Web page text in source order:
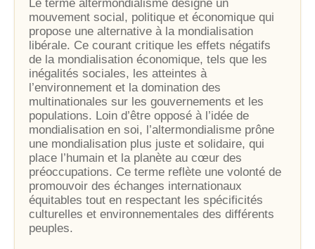
Le terme altermondialisme désigne un
mouvement social, politique et économique qui
propose une alternative à la mondialisation
libérale. Ce courant critique les effets négatifs
de la mondialisation économique, tels que les
inégalités sociales, les atteintes à
l’environnement et la domination des
multinationales sur les gouvernements et les
populations. Loin d’être opposé à l’idée de
mondialisation en soi, l’altermondialisme prône
une mondialisation plus juste et solidaire, qui
place l’humain et la planète au cœur des
préoccupations. Ce terme reflète une volonté de
promouvoir des échanges internationaux
équitables tout en respectant les spécificités
culturelles et environnementales des différents
peuples.